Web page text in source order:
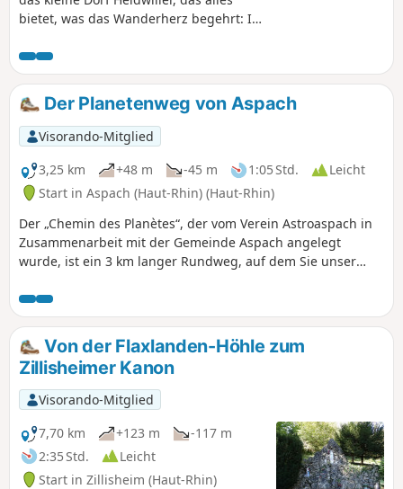
bietet, was das Wanderherz begehrt: Im
Schloss, im Norden verläuft ein ruhiger
Kanal und im Süden erhebt sich ein
Hügel, der einen außergewöhnlichen
Ausblick auf die Region bietet. Dazu
kommen ein kleiner Lehrpfad und
abwechslungsreiche Waldwege – die
perfekte Mischung für einen
gelungenen Spaziergang!
Der Planetenweg von Aspach
Visorando-Mitglied
3,25 km
+48 m -45 m 1:05 Std.
Leicht
Start in Aspach (Haut-Rhin) (Haut-Rhin)
Der „Chemin des Planètes“, der vom Verein Astroaspach in
Zusammenarbeit mit der Gemeinde Aspach angelegt
wurde, ist ein 3 km langer Rundweg, auf dem Sie unser
dienen Lehrtafeln, die die Entfernung zwischen den
Planeten maßstabsgetreu darstellen: 1 zurückgelegter
Meter entspricht 2.100.000 km im Weltraum. Von der Sonne
bis zum Neptun – was für eine Reise!Entlang des Weges
können Sie auch den Spaziergang durch den Wald von La
Litten, dessen Kapelle (1862) und die ländliche Umgebung
des Dorfes genießen, durch die Gassen von Aspach
schlendern und am Ende der Strecke den Jardin des
Libellules (Gemeindegarten, der dem Wasserschutz und der
Artenvielfalt gewidmet ist) durchqueren.
Von der Flaxlanden-Höhle zum
Zillisheimer Kanon
Visorando-Mitglied
7,70 km
+123 m
-117 m
2:35 Std.
Leicht
Start in Zillisheim (Haut-Rhin)